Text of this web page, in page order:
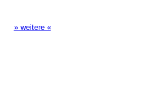
» weitere «